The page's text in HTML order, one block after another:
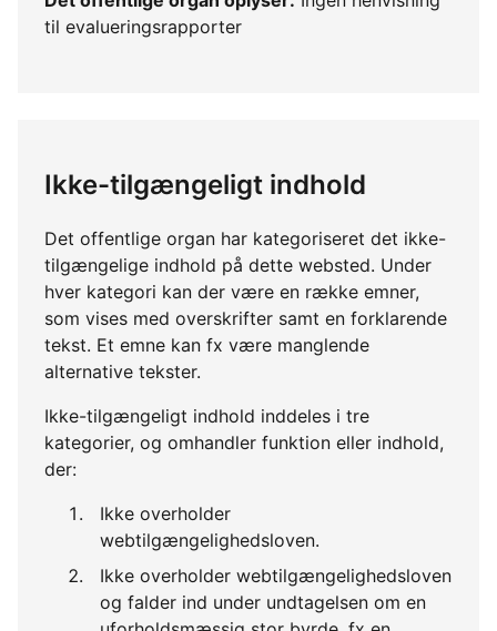
til evalueringsrapporter
Ikke-tilgængeligt indhold
Det offentlige organ har kategoriseret det ikke-
tilgængelige indhold på dette websted. Under
hver kategori kan der være en række emner,
som vises med overskrifter samt en forklarende
tekst. Et emne kan fx være manglende
alternative tekster.
Ikke-tilgængeligt indhold inddeles i tre
kategorier, og omhandler funktion eller indhold,
der:
Ikke overholder
webtilgængelighedsloven.
Ikke overholder webtilgængelighedsloven
og falder ind under undtagelsen om en